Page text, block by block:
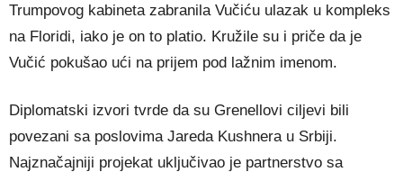
Trumpovog kabineta zabranila Vučiću ulazak u kompleks
na Floridi, iako je on to platio. Kružile su i priče da je
Vučić pokušao ući na prijem pod lažnim imenom.
Diplomatski izvori tvrde da su Grenellovi ciljevi bili
povezani sa poslovima Jareda Kushnera u Srbiji.
Najznačajniji projekat uključivao je partnerstvo sa